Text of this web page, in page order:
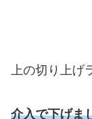
上の切り上
介入で下げま